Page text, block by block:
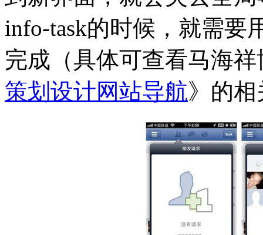
info-task的时候，就需要
完成（具体可查看马海祥
策划设计网站导航》的